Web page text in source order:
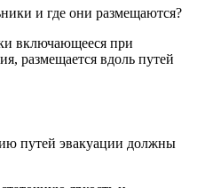
и где они размещаются?
включающееся при
размещается вдоль путей
путей эвакуации должны